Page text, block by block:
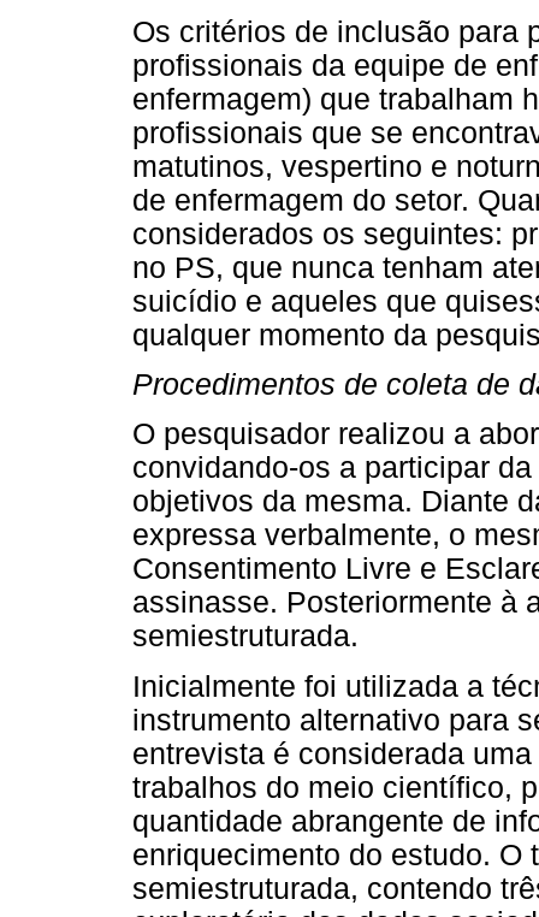
Os critérios de inclusão para
profissionais da equipe de
enfermagem) que trabalham
profissionais que se
matutinos, vespertino e
de enfermagem do setor.
considerados os seguintes:
no PS, que nunca tenham
suicídio e aqueles que
qualquer momento da
Procedimentos de coleta de
O pesquisador realizou a
convidando-os a participar
objetivos da mesma. Diante
expressa verbalmente, o
Consentimento Livre e
assinasse. Posteriormente à
semiestruturada.
Inicialmente foi utilizada a
instrumento alternativo para
entrevista é considerada
trabalhos do meio científico,
quantidade abrangente de
enriquecimento do estudo.
semiestruturada, contendo